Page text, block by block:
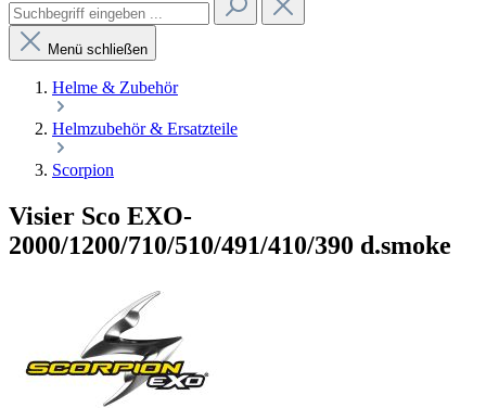
Menü schließen
Helme & Zubehör
Helmzubehör & Ersatzteile
Scorpion
Visier Sco EXO-
2000/1200/710/510/491/410/390 d.smoke